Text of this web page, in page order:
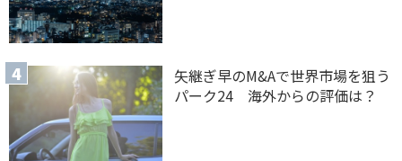
矢継ぎ早のM&Aで世界市場を狙う
パーク24 海外からの評価は？